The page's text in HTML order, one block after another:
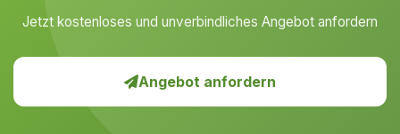
Jetzt kostenloses und unverbindliches Angebot anfordern
Angebot anfordern